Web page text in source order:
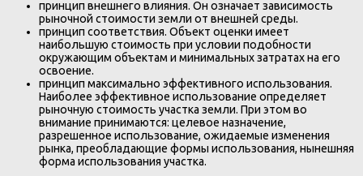
принцип внешнего влияния. Он означает зависимость
рыночной стоимости земли от внешней среды.
принцип соответствия. Объект оценки имеет
наибольшую стоимость при условии подобности
окружающим объектам и минимальных затратах на его
освоение.
принцип максимально эффективного использования.
Наиболее эффективное использование определяет
рыночную стоимость участка земли. При этом во
внимание принимаются: целевое назначение,
разрешенное использование, ожидаемые изменения
рынка, преобладающие формы использования, нынешняя
форма использования участка.